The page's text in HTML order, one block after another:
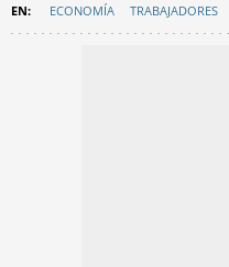
ECONOMÍA TRABAJADORES